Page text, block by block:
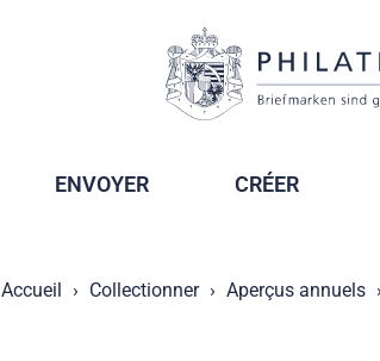
ENVOYER CRÉER
Accueil Collectionner Aperçus annuels